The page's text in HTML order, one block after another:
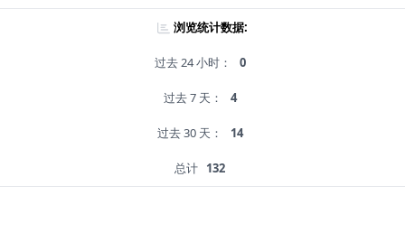
浏览统计数据:
过去 24 小时： 0
过去 7 天： 4
过去 30 天： 14
总计 132